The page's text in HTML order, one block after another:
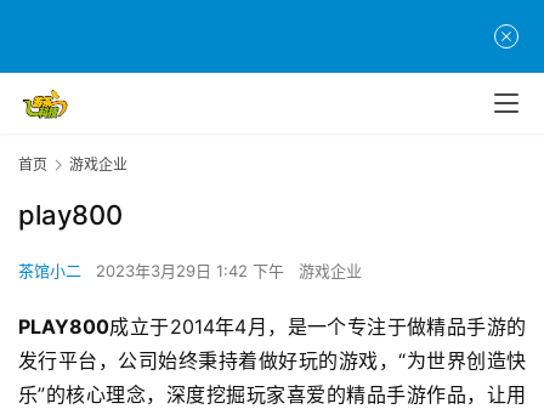
页
游
茶
原
创
首页 游戏企业
play800
茶馆小二 2023年3月29日 1:42 下午 游戏企业
PLAY800成立于2014年4月，是一个专注于做精品手游的
发行平台，公司始终秉持着做好玩的游戏，“为世界创造快
乐”的核心理念，深度挖掘玩家喜爱的精品手游作品，让用